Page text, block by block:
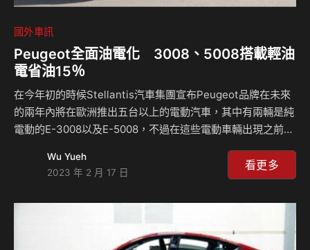
國外車訊
Peugeot全面油電化 3008、5008搭載輕油
電省油15％
在今年初的時候Stellantis汽車集團宣布Peugeot品牌在未來
的兩年內將在歐洲推出五台以上的電動汽車，其中有兩輛是純
電動的E-3008以及E-5008，不過在這些電動車輛出現之前，
3008以及5008將會導入輕油電系統，在配合48V的輔助之
下，其油耗表現將會好上15%之多，對於準車主來說將是一個
速表現上則會與先前沒有配置輕油電的車款差不多，不過在綜
Wu Yueh
2023 年 2 月 17 日
看更多